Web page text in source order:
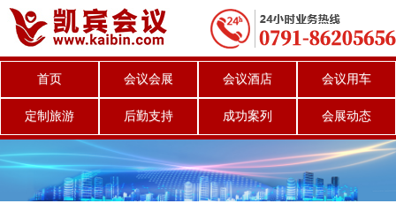
首页 会议会展 会议酒店 会议用车
定制旅游 后勤支持 成功案列 会展动态